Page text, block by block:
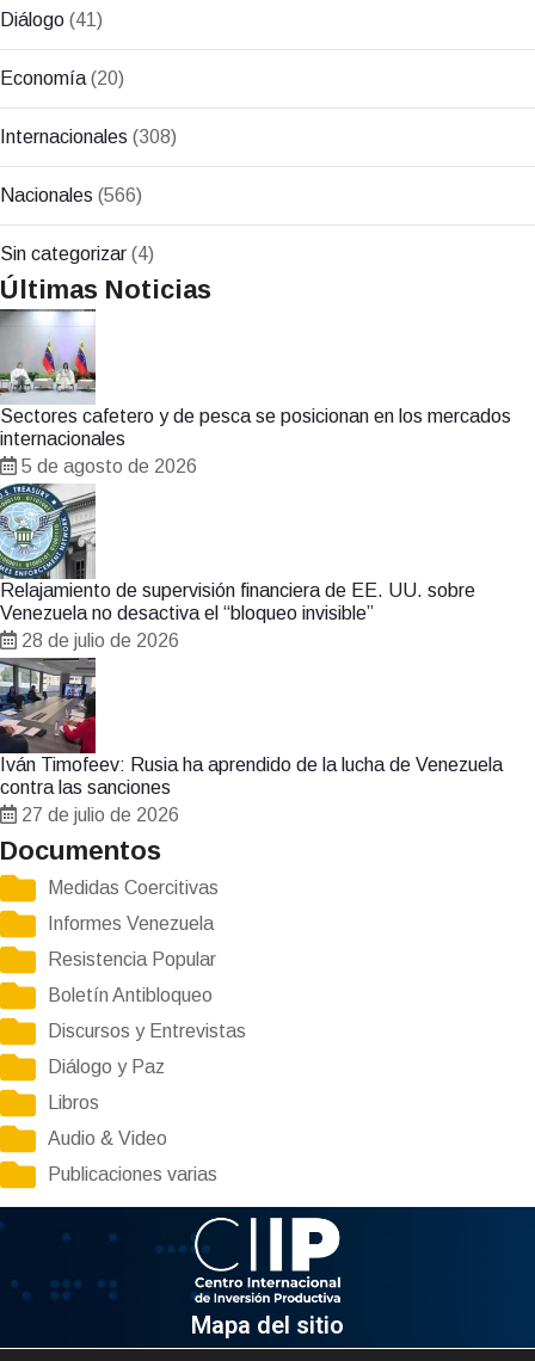
Diálogo (41)
Economía (20)
Internacionales (308)
Nacionales (566)
Sin categorizar (4)
Últimas Noticias
Sectores cafetero y de pesca se posicionan en los mercados
internacionales
5 de agosto de 2026
Relajamiento de supervisión financiera de EE. UU. sobre
Venezuela no desactiva el “bloqueo invisible”
28 de julio de 2026
Iván Timofeev: Rusia ha aprendido de la lucha de Venezuela
contra las sanciones
27 de julio de 2026
Documentos
Medidas Coercitivas
Informes Venezuela
Resistencia Popular
Boletín Antibloqueo
Discursos y Entrevistas
Diálogo y Paz
Libros
Audio & Video
Publicaciones varias
Mapa del sitio